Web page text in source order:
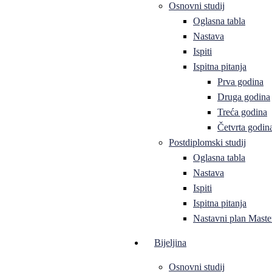
Osnovni studij
Oglasna tabla
Nastava
Ispiti
Ispitna pitanja
Prva godina
Druga godina
Treća godina
Četvrta
Postdiplomski studij
Oglasna tabla
Nastava
Ispiti
Ispitna pitanja
Nastavni plan
Bijeljina
Osnovni studij